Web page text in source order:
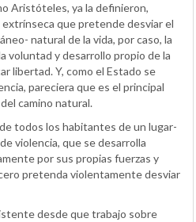
Aristóteles, ya la definieron,
que pretende desviar el
natural de la vida, por caso, la
voluntad y desarrollo propio de la
libertad. Y, como el Estado se
pareciera que es el principal
camino natural.
todos los habitantes de un lugar-
violencia, que se desarrolla
por sus propias fuerzas y
pretenda violentamente desviar
desde que trabajo sobre